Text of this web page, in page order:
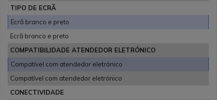
TIPO DE ECRÃ
Ecrã branco e preto
Ecrã branco e preto
COMPATIBILIDADE ATENDEDOR ELETRÓNICO
Compatível com atendedor eletrónico
Compatível com atendedor eletrónico
CONECTIVIDADE